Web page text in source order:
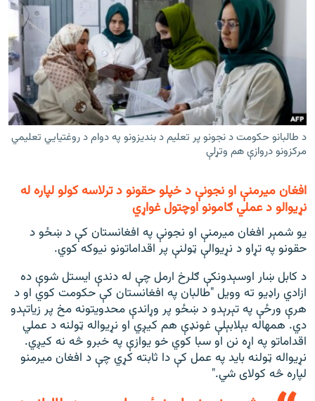
د طالبانو حکومت د نجونو پر تعلیم د بندیزونو په دوام د روغتيايي تعلیمي
مرکزونو دروازې هم وتړلې
افغان میرمنې او نجونې د خپلو حقونو د ترلاسه کولو لپاره له
نړیوالو د عملي ګامونو اوچتول غواړي
یو شمېر افغان میرمنې او نجونې په افغانستان کې د ښځو د
حقونو په تړاو د نړیوالې ټولنې پر اقداماتونو نیوکه کوي.
د کابل ښار اوسېدونکې ګلرخ ارمل چې له دندې ایستل شوې ده
ازادي راډیو ته وویل "طالبان په افغانستان کې حکومت کوي او د
هرې ورځې په تېرېدو د ښځو پر وړاندې محدویتونه مخ پر زیاتېدو
دي. همهاله بېلابېلې غونډې هم کیږي او نړیواله ټولنه د عملي
اقداماتو په اړه نن او سبا کوي خو یوازې په خبرو څه نه کیږي.
نړیواله ټولنه باید په عمل کې دا ثابته کړي چې د افغان میرمنو
لپاره څه کولای شي."